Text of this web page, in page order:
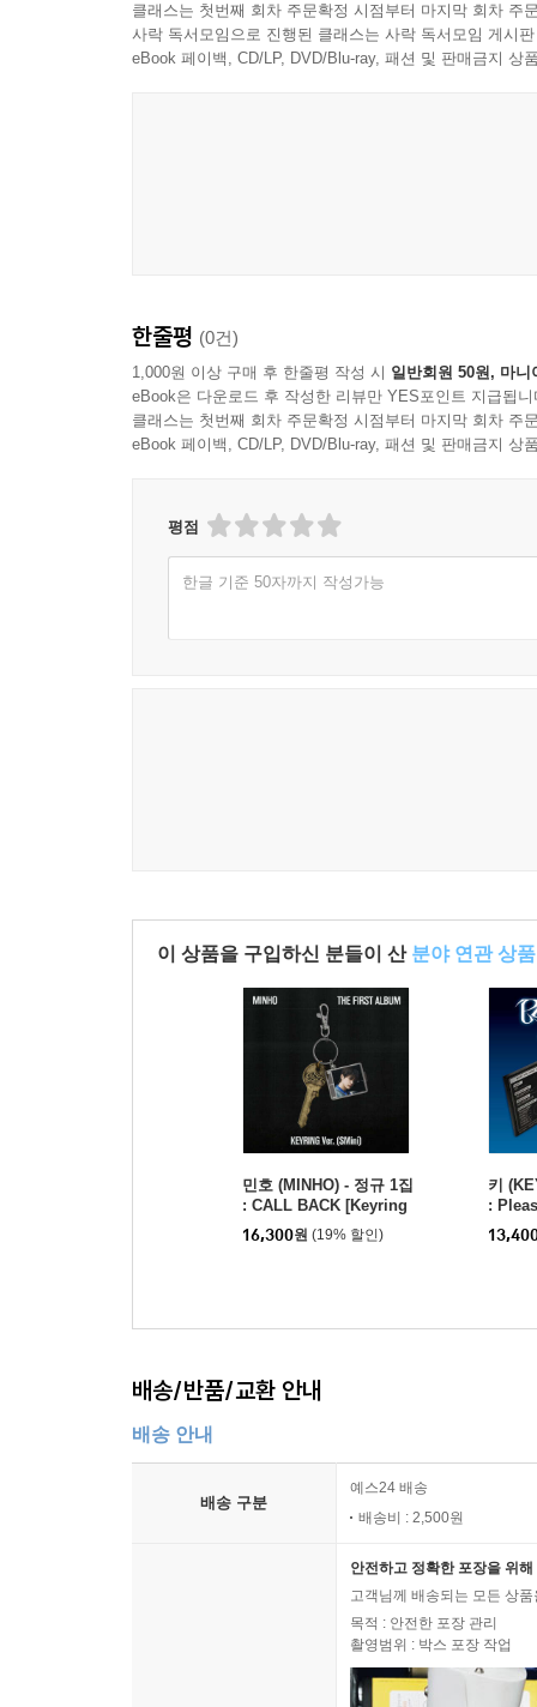
클래스는 첫번째 회차 주문확정 시점부터 마지막 회차 주
사락 독서모임으로 진행된 클래스는 사락 독서모임 게시
eBook 페이백, CD/LP, DVD/Blu-ray, 패션 및 판매금지 상
한줄평 (0건)
1,000원 이상 구매 후 한줄평 작성 시 일반회원 50원, 마니
eBook은 다운로드 후 작성한 리뷰만 YES포인트 지급됩니
클래스는 첫번째 회차 주문확정 시점부터 마지막 회차 주
eBook 페이백, CD/LP, DVD/Blu-ray, 패션 및 판매금지 상
평점
한글 기준 50자까지 작성가능
이 상품을 구입하신 분들이 산 분야 연관 상품
민호 (MINHO) - 정규 1집
: CALL BACK [Keyring
Ver. (SMini)](스마트앨
범)
16,300원 (19% 할인)
키
:
ion
배송/반품/교환 안내
배송 안내
배송 구분
예스24 배송
배송비 : 2,500원
안전하고 정확한 포장을 위
고객님께 배송되는 모든 상
목적 : 안전한 포장 관리
촬영범위 : 박스 포장 작업